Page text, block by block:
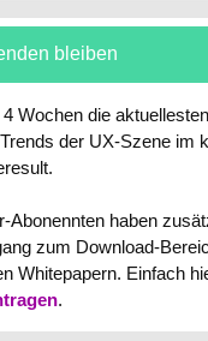
bleiben
Wochen die
der UX-Szene im
Abonennten haben
zum Download-
Whitepapern. Einfach
.